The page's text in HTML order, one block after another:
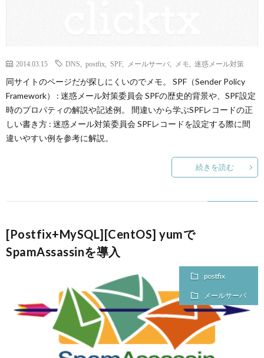
て
2014.03.15 DNS postfix SPF, メールサーバ メモ 迷惑メール対策
同サイトのページだが探しにくいのでメモ。 SPF（Sender Policy
Framework） : 迷惑メール対策委員会 SPFの歴史的背景や、SPF設定
時のプロパティの解説や記述例。 間違いから学ぶSPFレコードの正
しい書き方 : 迷惑メール対策委員会 SPFレコードを設定する際に間
違いやすい例を参考に解説。
続きを読む
[Postfix+MySQL][CentOS] yumで
SpamAssassinを導入
postfix
メールサーバ